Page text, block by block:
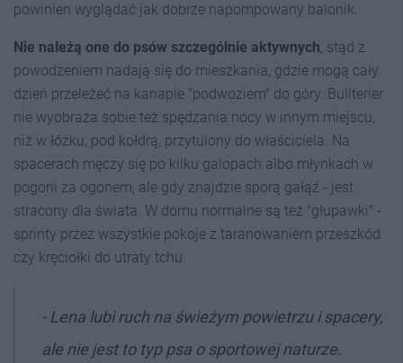
powinien wyglądać jak dobrze napompowany balonik.
Nie należą one do psów szczególnie aktywnych, stąd z
powodzeniem nadają się do mieszkania, gdzie mogą cały
dzień przeleżeć na kanapie "podwoziem" do góry. Bullterier
nie wyobraża sobie też spędzania nocy w innym miejscu,
niż w łóżku, pod kołdrą, przytulony do właściciela. Na
spacerach męczy się po kilku galopach albo młynkach w
pogoni za ogonem, ale gdy znajdzie sporą gałąź - jest
stracony dla świata. W domu normalne są też "głupawki" -
sprinty przez wszystkie pokoje z taranowaniem przeszkód
czy kręciołki do utraty tchu.
- Lena lubi ruch na świeżym powietrzu i spacery,
ale nie jest to typ psa o sportowej naturze.